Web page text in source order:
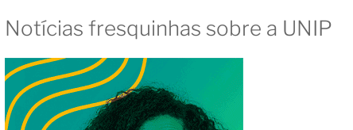
Notícias fresquinhas sobre a UNIP